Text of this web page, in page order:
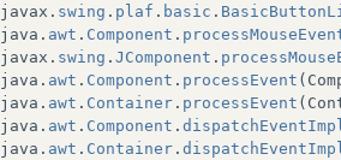
javax . swing . plaf . basic .
java . awt . Component .
javax . swing . JComponent .
java . awt . Component . processEvent (
java . awt . Container . processEvent (
java . awt . Component .
java . awt . Container .